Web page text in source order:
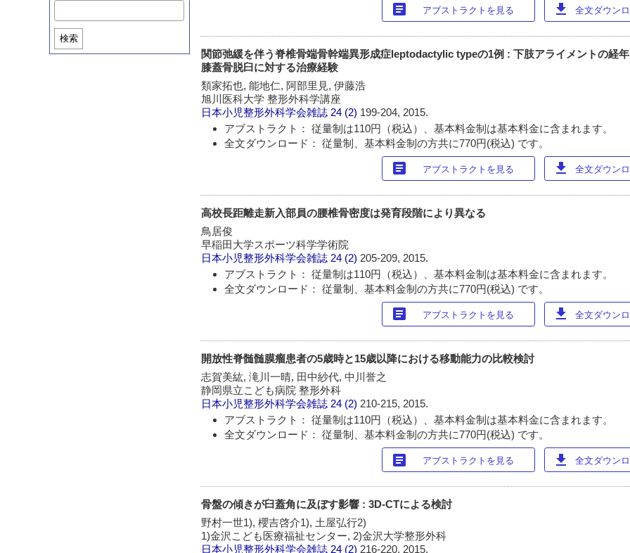
検索
article アブストラクトを見る download 全文ダウン
関節弛緩を伴う脊椎骨端骨幹端異形成症leptodactylic typeの1例 : 下肢アライメントの経
膝蓋骨脱臼に対する治療経験
類家拓也, 能地仁, 阿部里見, 伊藤浩
旭川医科大学 整形外科学講座
日本小児整形外科学会雑誌 24 (2) 199-204, 2015.
アブストラクト： 従量制は110円（税込）、基本料金制は基本料金に含まれます。
全文ダウンロード： 従量制、基本料金制の方共に770円(税込) です。
article アブストラクトを見る download 全文ダウン
高校長距離走新入部員の腰椎骨密度は発育段階により異なる
鳥居俊
早稲田大学スポーツ科学学術院
日本小児整形外科学会雑誌 24 (2) 205-209, 2015.
アブストラクト： 従量制は110円（税込）、基本料金制は基本料金に含まれます。
全文ダウンロード： 従量制、基本料金制の方共に770円(税込) です。
article アブストラクトを見る download 全文ダウン
開放性脊髄髄膜瘤患者の5歳時と15歳以降における移動能力の比較検討
志賀美紘, 滝川一晴, 田中紗代, 中川誉之
静岡県立こども病院 整形外科
日本小児整形外科学会雑誌 24 (2) 210-215, 2015.
アブストラクト： 従量制は110円（税込）、基本料金制は基本料金に含まれます。
全文ダウンロード： 従量制、基本料金制の方共に770円(税込) です。
article アブストラクトを見る download 全文ダウン
骨盤の傾きが臼蓋角に及ぼす影響 : 3D-CTによる検討
野村一世1), 櫻吉啓介1), 土屋弘行2)
1)金沢こども医療福祉センター, 2)金沢大学整形外科
日本小児整形外科学会雑誌 24 (2) 216-220, 2015.